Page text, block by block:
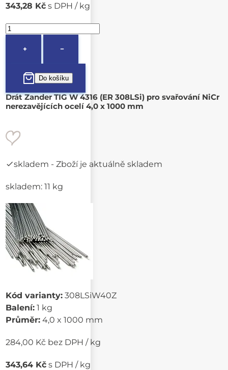
343,28 Kč s DPH / kg
+ −
Drát Zander TIG W 4316 (ER 308LSi) pro svařování NiCr
nerezavějících ocelí 4,0 x 1000 mm
skladem - Zboží je aktuálně skladem
skladem: 11 kg
Kód varianty: 308LSiW40Z
Balení: 1 kg
Průměr: 4,0 x 1000 mm
284,00 Kč bez DPH / kg
343,64 Kč s DPH / kg